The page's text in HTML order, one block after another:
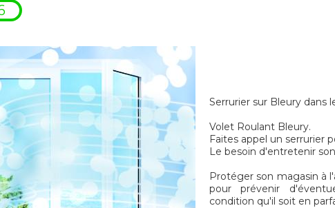
Serrurier sur Bleury dans
Volet Roulant Bleury.
Faites appel un serrurier
Le besoin d'entretenir
Protéger son magasin à
pour prévenir
condition qu'il soit en